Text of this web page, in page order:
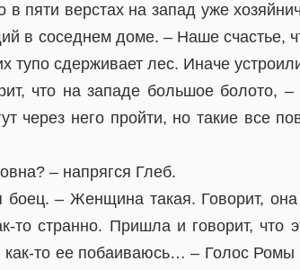
в пяти верстах на запад уже
в соседнем доме. – Наше счастье,
тупо сдерживает лес. Иначе
что на западе большое болото,
через него пройти, но такие все
– напрягся Глеб.
боец. – Женщина такая. Говорит,
то странно. Пришла и говорит, что
как-то ее побаиваюсь… – Голос Ромы